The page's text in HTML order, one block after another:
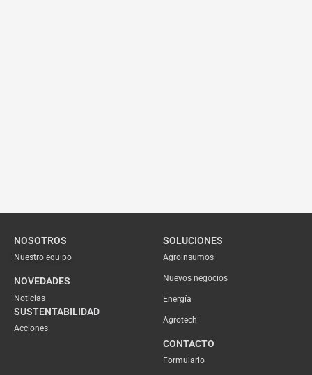
NOSOTROS
Nuestro equipo
NOVEDADES
Noticias
SUSTENTABILIDAD
Acciones
SOLUCIONES
Agroinsumos
Nuevos negocios
Energía
Agrotech
CONTACTO
Formulario